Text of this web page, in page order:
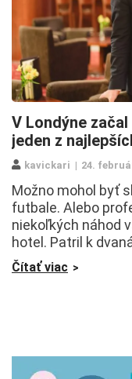
V Londýne
jeden z
kavickari 24.
Možno mohol byť
futbale. Alebo
niekoľkých náhod
hotel. Patril k
Čítať viac